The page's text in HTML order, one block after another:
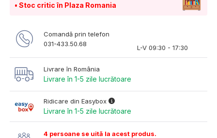
Stoc critic în Plaza Romania
Comandă prin telefon
031-433.50.68
L-V 09:30 - 17:30
Livrare în România
Livrare în 1-5 zile lucrătoare
Ridicare din Easybox
Livrare în 1-5 zile lucrătoare
4 persoane se uită la acest produs.